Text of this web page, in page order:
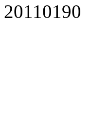
20110190